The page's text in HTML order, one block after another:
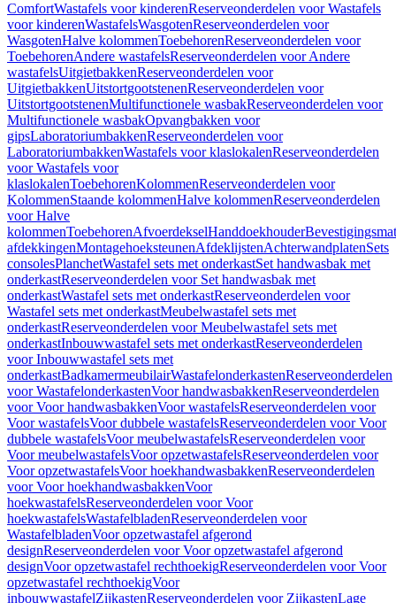
ComfortWastafels voor kinderenReserveonderdelen voor Wastafels
voor kinderenWastafelsWasgotenReserveonderdelen voor
WasgotenHalve kolommenToebehorenReserveonderdelen voor
ToebehorenAndere wastafelsReserveonderdelen voor Andere
wastafelsUitgietbakkenReserveonderdelen voor
UitgietbakkenUitstortgootstenenReserveonderdelen voor
UitstortgootstenenMultifunctionele wasbakReserveonderdelen voor
Multifunctionele wasbakOpvangbakken voor
gipsLaboratoriumbakkenReserveonderdelen voor
LaboratoriumbakkenWastafels voor klaslokalenReserveonderdelen
voor Wastafels voor
klaslokalenToebehorenKolommenReserveonderdelen voor
KolommenStaande kolommenHalve kolommenReserveonderdelen
voor Halve
kolommenToebehorenAfvoerdekselHanddoekhouder
afdekkingenMontagehoeksteunenAfdeklijstenAchterwandplatenSets
consolesPlanchetWastafel sets met onderkastSet handwasbak met
onderkastReserveonderdelen voor Set handwasbak met
onderkastWastafel sets met onderkastReserveonderdelen voor
Wastafel sets met onderkastMeubelwastafel sets met
onderkastReserveonderdelen voor Meubelwastafel sets met
onderkastInbouwwastafel sets met onderkastReserveonderdelen
voor Inbouwwastafel sets met
onderkastBadkamermeubilairWastafelonderkastenReserveonderdelen
voor WastafelonderkastenVoor handwasbakkenReserveonderdelen
voor Voor handwasbakkenVoor wastafelsReserveonderdelen voor
Voor wastafelsVoor dubbele wastafelsReserveonderdelen voor Voor
dubbele wastafelsVoor meubelwastafelsReserveonderdelen voor
Voor meubelwastafelsVoor opzetwastafelsReserveonderdelen voor
Voor opzetwastafelsVoor hoekhandwasbakkenReserveonderdelen
voor Voor hoekhandwasbakkenVoor
hoekwastafelsReserveonderdelen voor Voor
hoekwastafelsWastafelbladenReserveonderdelen voor
WastafelbladenVoor opzetwastafel afgerond
designReserveonderdelen voor Voor opzetwastafel afgerond
designVoor opzetwastafel rechthoekigReserveonderdelen voor Voor
opzetwastafel rechthoekigVoor
inbouwwastafelZijkastenReserveonderdelen voor ZijkastenLage